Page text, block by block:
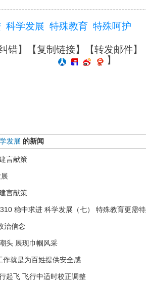
科学发展 特殊教育 特殊呵护
错】【复制链接】【转发邮件】
】
发展 的新闻
言献策
言献策
稳中求进 科学发展（七） 特殊教育更需
治信念
头 展现巾帼风采
作就是为百姓提供安全感
起飞 飞行中适时校正调整